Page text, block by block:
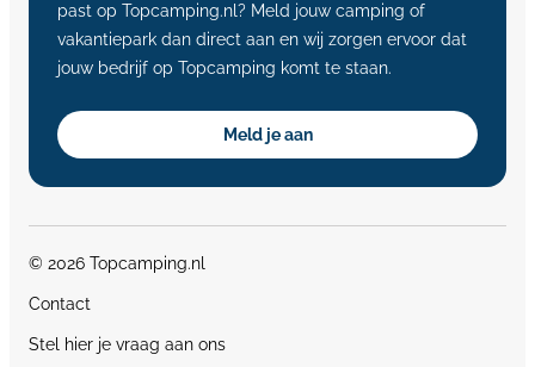
past op Topcamping.nl? Meld jouw camping of
vakantiepark dan direct aan en wij zorgen ervoor dat
jouw bedrijf op Topcamping komt te staan.
Meld je aan
© 2026 Topcamping.nl
Contact
Stel hier je vraag aan ons